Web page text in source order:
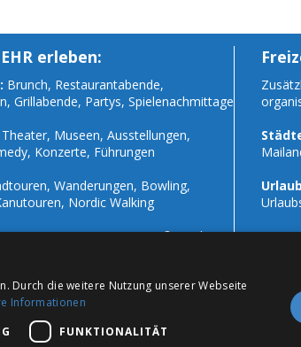
erleben:
Brunch, Restaurantabende,
Grillabende, Partys, Spielenachmittage
Museen, Ausstellungen,
Konzerte, Führungen
Wanderungen, Bowling,
Nordic Walking
was in einer Gruppe Spaß macht!
sowie
Durch die weitere Nutzung unserer Webseite
Informationen
FUNKTIONALITÄT